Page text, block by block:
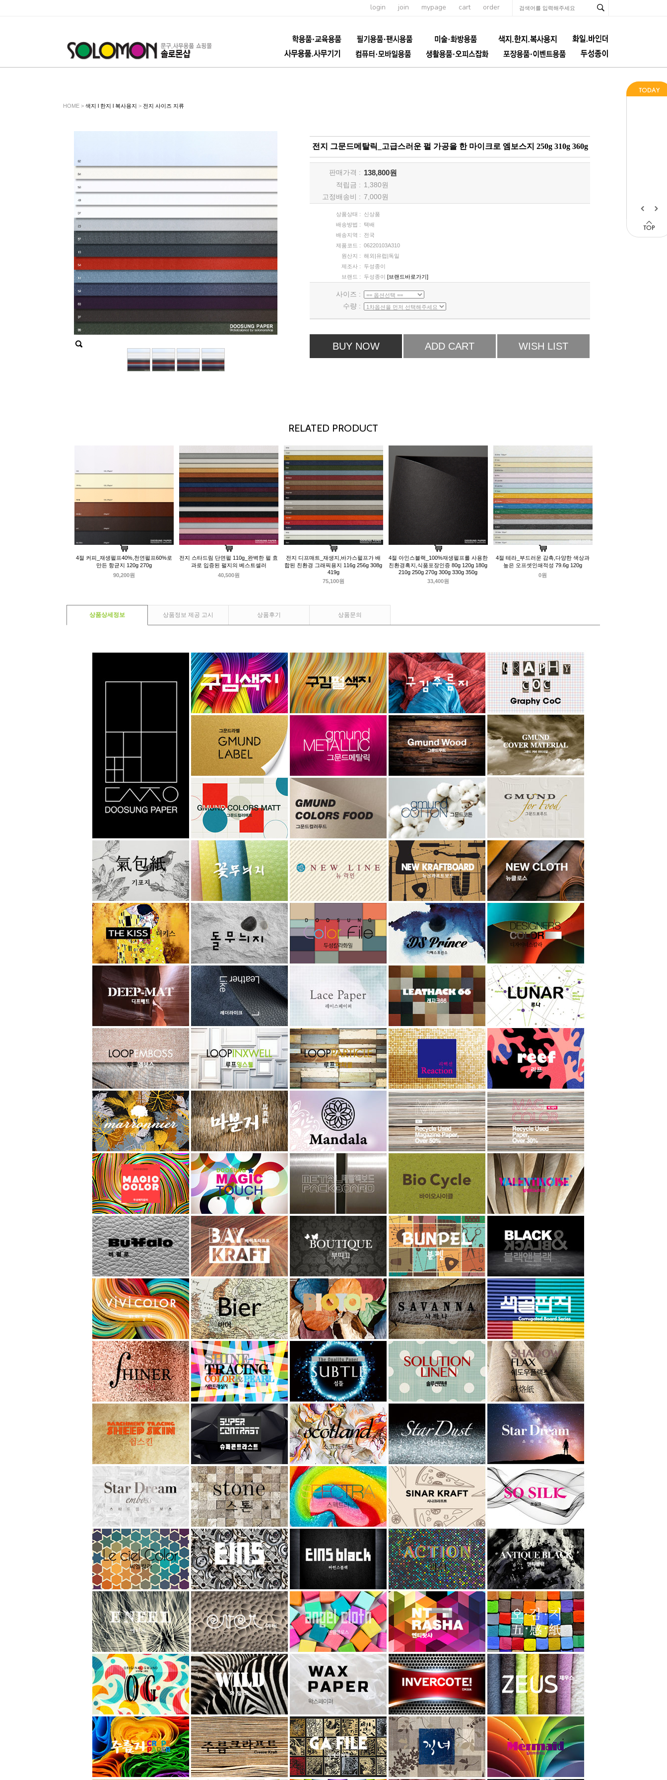
login join mypage cart order
HOME > 색지 l 한지 l 복사용지 > 전지 사이즈 지류
전지 그문드메탈릭_고급스러운 펄 가공을 한 마이크로 엠보스지 250g 310g 360g
판매가격 : 138,800원
적립금 : 1,380원
고정배송비 : 7,000원
상품상태 :
신상품
배송방법 :
택배
배송지역 :
전국
제품코드 : 06220103A310
원산지 : 해외|유럽|독일
제조사 :
두성종이
브랜드 :
두성종이 [브랜드바로가기]
사이즈 :
수량 :
BUY NOW ADD CART WISH LIST
RELATED PRODUCT
4절 커피_재생펄프40%,천연펄프60%로
만든 항균지 120g 270g
90,200원
전지 스타드림 단면펄 110g_완벽한 펄 효
과로 입증된 펄지의 베스트셀러
40,500원
전지 디프매트_재생지,바가스펄프가 배
합된 친환경 그래픽용지 116g 256g 308g
419g
75,100원
4절 아인스블랙_100%재생펄프를 사용한
친환경흑지,식품포장인증 80g 120g 180g
210g 250g 270g 300g 330g 350g
33,400원
4절 테라_부드러운 감촉,다양한 색상과
높은 오프셋인쇄적성 79.6g 120g
0원
상품상세정보 상품정보 제공 고시 상품후기 상품문의